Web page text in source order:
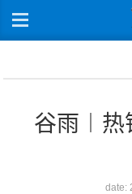
谷雨︱热
date: